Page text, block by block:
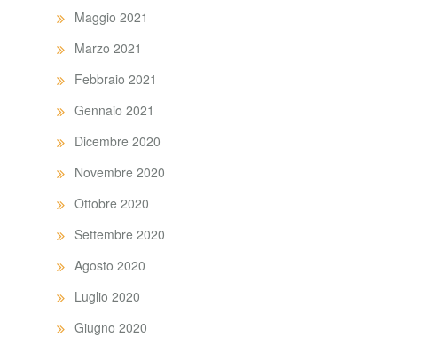
Maggio 2021
Marzo 2021
Febbraio 2021
Gennaio 2021
Dicembre 2020
Novembre 2020
Ottobre 2020
Settembre 2020
Agosto 2020
Luglio 2020
Giugno 2020